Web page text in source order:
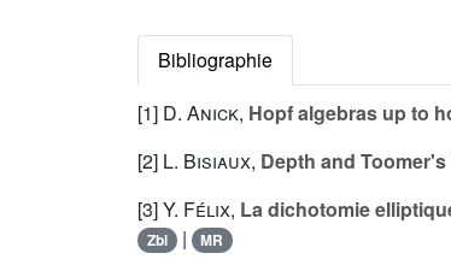
Bibliographie
[1] D. Anick, Hopf algebras up to
[2] L. Bisiaux, Depth and
[3]Y. Félix, La dichotomie
Zbl | MR